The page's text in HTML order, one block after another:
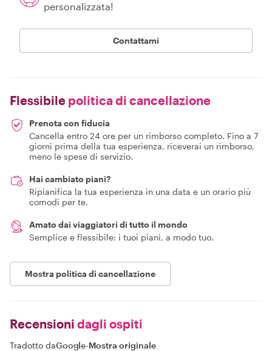
personalizzata!
Contattami
Flessibile politica di cancellazione
Prenota con fiducia
Cancella entro 24 ore per un rimborso completo. Fino a 7
giorni prima della tua esperienza, riceverai un rimborso,
meno le spese di servizio.
Hai cambiato piani?
Ripianifica la tua esperienza in una data e un orario più
comodi per te.
Amato dai viaggiatori di tutto il mondo
Semplice e flessibile: i tuoi piani, a modo tuo.
Mostra politica di cancellazione
Recensioni dagli ospiti
Tradotto daGoogle-Mostra originale